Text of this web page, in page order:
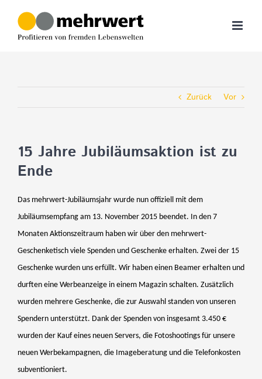
Inhalt
springen
Zurück Vor
15 Jahre Jubiläumsaktion ist zu
Ende
Das mehrwert-Jubiläumsjahr wurde nun offiziell mit dem
Jubiläumsempfang am 13. November 2015 beendet. In den 7
Monaten Aktionszeitraum haben wir über den mehrwert-
Geschenketisch viele Spenden und Geschenke erhalten. Zwei der 15
Geschenke wurden uns erfüllt. Wir haben einen Beamer erhalten und
durften eine Werbeanzeige in einem Magazin schalten. Zusätzlich
wurden mehrere Geschenke, die zur Auswahl standen von unseren
Spendern unterstützt. Dank der Spenden von insgesamt 3.450 €
wurden der Kauf eines neuen Servers, die Fotoshootings für unsere
neuen Werbekampagnen, die Imageberatung und die Telefonkosten
subventioniert.